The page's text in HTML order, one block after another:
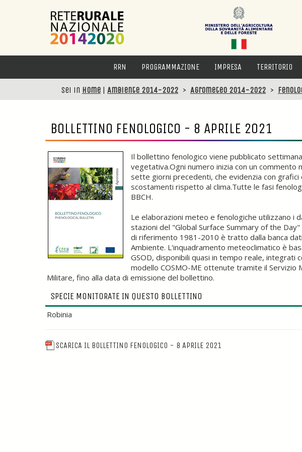
RRN PROGRAMMAZIONE IMPRESA TERRITORIO
Sei in Home | Ambiente 2014-2022 > Agrometeo 2014-2022 >
BOLLETTINO FENOLOGICO - 8 APRILE 2021
Il bollettino fenologico viene pubblicato
vegetativa.Ogni numero inizia con un commento
sette giorni precedenti, che evidenzia con grafici
scostamenti rispetto al clima.Tutte le fasi
BBCH.
Le elaborazioni meteo e fenologiche utilizzano i
stazioni del "Global Surface Summary of the
di riferimento 1981-2010 è tratto dalla banca
Ambiente. L'inquadramento meteoclimatico è
GSOD, disponibili quasi in tempo reale, integrati
modello COSMO-ME ottenute tramite il Servizio
Militare, fino alla data di emissione del bollettino.
SPECIE MONITORATE IN QUESTO BOLLETTINO
Robinia
SCARICA IL BOLLETTINO FENOLOGICO - 8 APRILE 2021